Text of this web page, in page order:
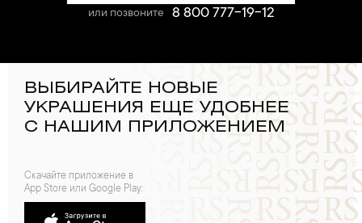
или позвоните 8 800 777-19-12
ВЫБИРАЙТЕ НОВЫЕ
УКРАШЕНИЯ ЕЩЕ УДОБНЕЕ
С НАШИМ ПРИЛОЖЕНИЕМ
Скачайте приложение в
App Store или Google Play: